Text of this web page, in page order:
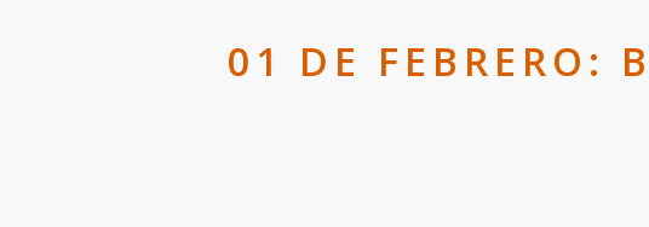
01 DE FEBRERO: